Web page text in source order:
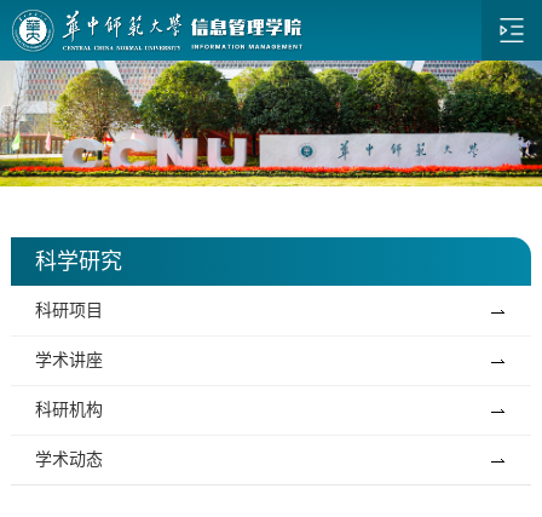
科学研究
科研项目
学术讲座
科研机构
学术动态